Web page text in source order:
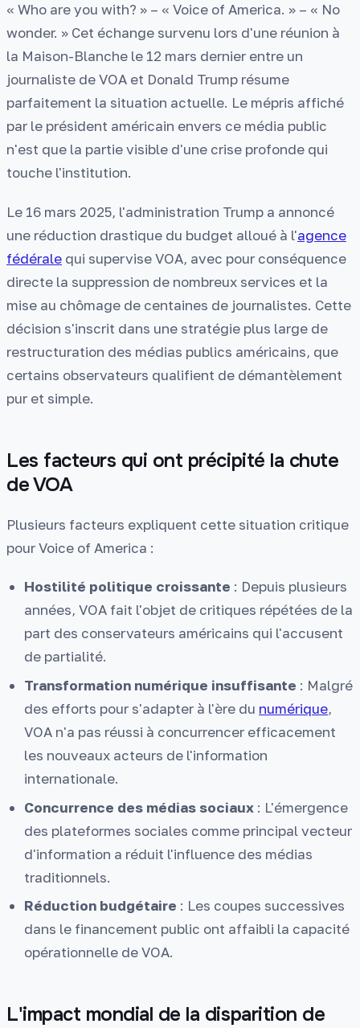
« Who are you with? » – « Voice of America. » – « No
wonder. » Cet échange survenu lors d'une réunion à
la Maison-Blanche le 12 mars dernier entre un
journaliste de VOA et Donald Trump résume
parfaitement la situation actuelle. Le mépris affiché
par le président américain envers ce média public
n'est que la partie visible d'une crise profonde qui
touche l'institution.
Le 16 mars 2025, l'administration Trump a annoncé
une réduction drastique du budget alloué à l'agence
fédérale qui supervise VOA, avec pour conséquence
directe la suppression de nombreux services et la
mise au chômage de centaines de journalistes. Cette
décision s'inscrit dans une stratégie plus large de
restructuration des médias publics américains, que
certains observateurs qualifient de démantèlement
pur et simple.
Les facteurs qui ont précipité la chute
de VOA
Plusieurs facteurs expliquent cette situation critique
pour Voice of America :
Hostilité politique croissante : Depuis plusieurs
années, VOA fait l'objet de critiques répétées de la
part des conservateurs américains qui l'accusent
de partialité.
Transformation numérique insuffisante : Malgré
des efforts pour s'adapter à l'ère du numérique,
VOA n'a pas réussi à concurrencer efficacement
les nouveaux acteurs de l'information
internationale.
Concurrence des médias sociaux : L'émergence
des plateformes sociales comme principal vecteur
d'information a réduit l'influence des médias
traditionnels.
Réduction budgétaire : Les coupes successives
dans le financement public ont affaibli la capacité
opérationnelle de VOA.
L'impact mondial de la disparition de